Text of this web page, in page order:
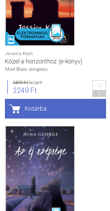
Jessica Koch
Közel a horizonthoz (e-könyv)
Mont Blanc válogatás
2499 Fthelyett
2249 Ft
10
Kosárba